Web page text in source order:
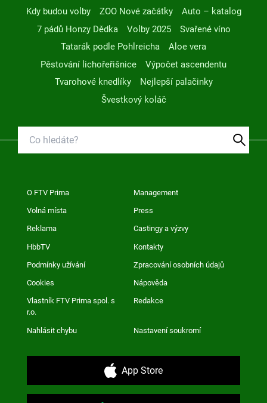
Kdy budou volby
ZOO Nové začátky
Auto – katalog
7 pádů Honzy Dědka
Volby 2025
Svařené víno
Tatarák podle Pohlreicha
Aloe vera
Pěstování lichořeřišnice
Výpočet ascendentu
Tvarohové knedlíky
Nejlepší palačinky
Švestkový koláč
O FTV Prima Management
Volná místa Press
Reklama Castingy a výzvy
HbbTV Kontakty
Podmínky užívání Zpracování osobních údajů
Cookies Nápověda
Vlastník FTV Prima spol. s
r.o.
Redakce
Nahlásit chybu Nastavení soukromí
App Store